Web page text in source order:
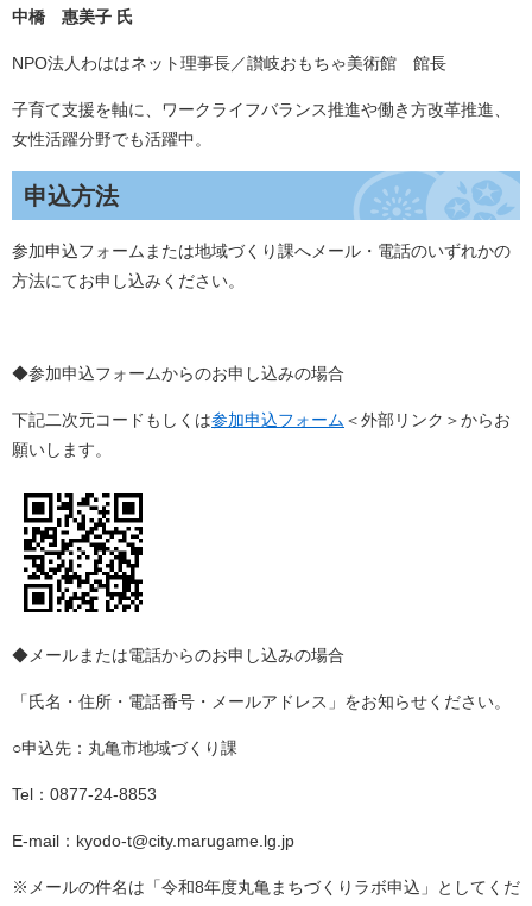
中橋 惠美子 氏
NPO法人わははネット理事長／讃岐おもちゃ美術館 館長
子育て支援を軸に、ワークライフバランス推進や働き方改革推進、
女性活躍分野でも活躍中。
申込方法
参加申込フォームまたは地域づくり課へメール・電話のいずれかの
方法にてお申し込みください。
◆参加申込フォームからのお申し込みの場合
下記二次元コードもしくは参加申込フォーム ＜外部リンク＞からお
願いします。
◆メールまたは電話からのお申し込みの場合
「氏名・住所・電話番号・メールアドレス」をお知らせください。
○申込先：丸亀市地域づくり課
Tel：0877-24-8853
E-mail：kyodo-t@city.marugame.lg.jp
※メールの件名は「令和8年度丸亀まちづくりラボ申込」としてくだ